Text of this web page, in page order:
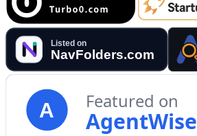
A Featured on
AgentWise